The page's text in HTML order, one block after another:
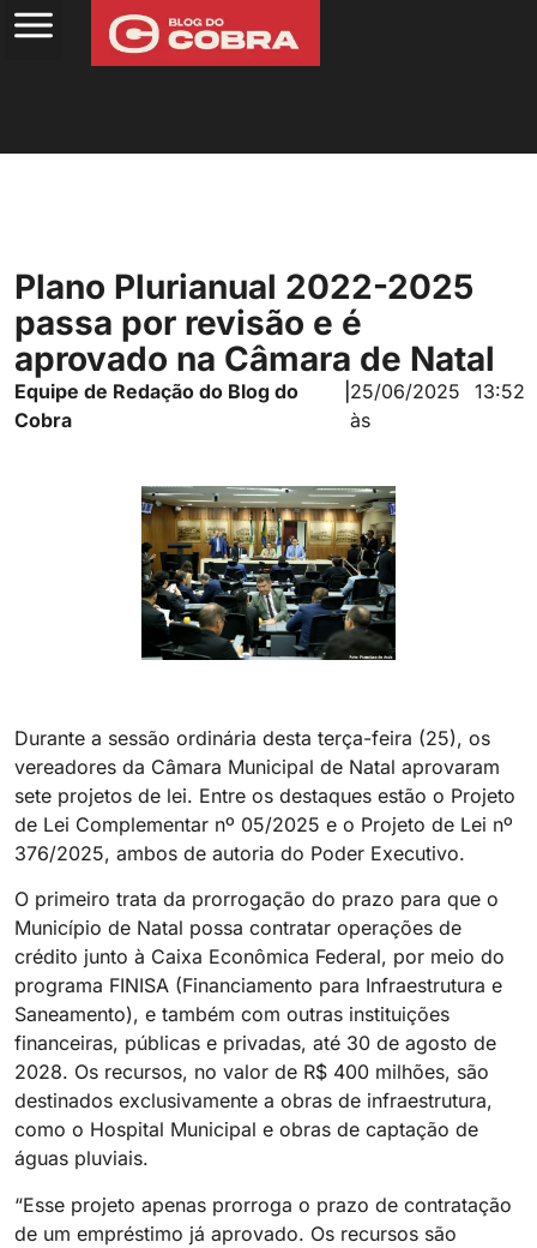
Plano Plurianual 2022-2025
passa por revisão e é
aprovado na Câmara de Natal
Equipe de Redação do Blog do
Cobra
25/06/2025
às
13:52
Durante a sessão ordinária desta terça-feira (25), os
vereadores da Câmara Municipal de Natal aprovaram
sete projetos de lei. Entre os destaques estão o Projeto
de Lei Complementar nº 05/2025 e o Projeto de Lei nº
376/2025, ambos de autoria do Poder Executivo.
O primeiro trata da prorrogação do prazo para que o
Município de Natal possa contratar operações de
crédito junto à Caixa Econômica Federal, por meio do
programa FINISA (Financiamento para Infraestrutura e
Saneamento), e também com outras instituições
financeiras, públicas e privadas, até 30 de agosto de
2028. Os recursos, no valor de R$ 400 milhões, são
destinados exclusivamente a obras de infraestrutura,
como o Hospital Municipal e obras de captação de
águas pluviais.
“Esse projeto apenas prorroga o prazo de contratação
de um empréstimo já aprovado. Os recursos são